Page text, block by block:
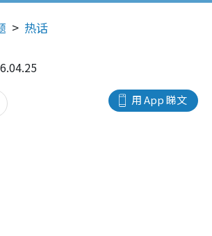
热话
用 App 睇文